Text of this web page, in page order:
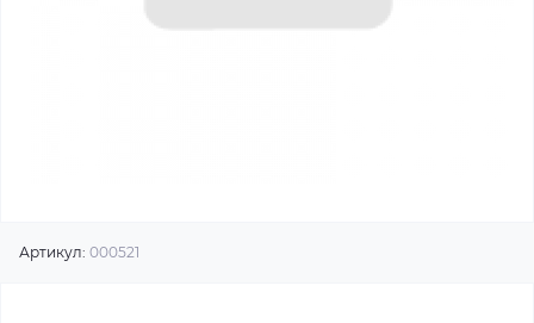
Артикул: 000521